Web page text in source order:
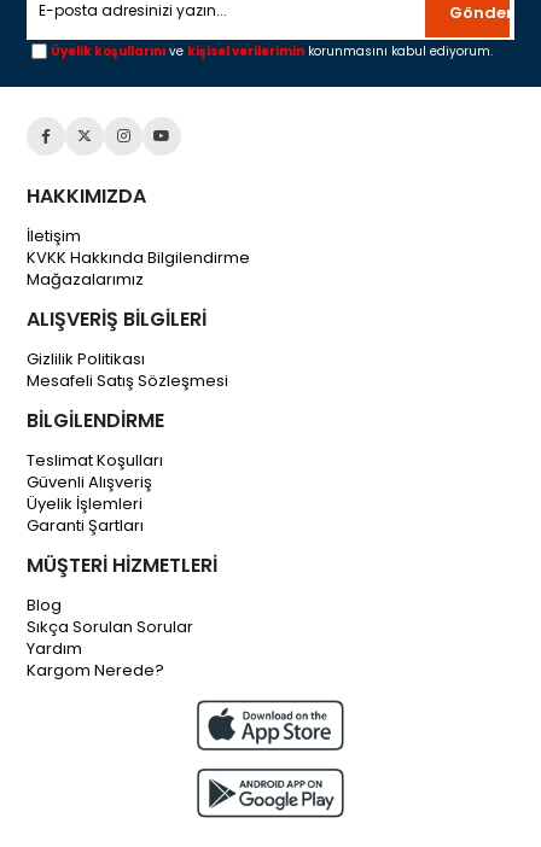
Gönder
Üyelik koşullarını ve kişisel verilerimin korunmasını kabul ediyorum.
HAKKIMIZDA
İletişim
KVKK Hakkında Bilgilendirme
Mağazalarımız
ALIŞVERİŞ BİLGİLERİ
Gizlilik Politikası
Mesafeli Satış Sözleşmesi
BİLGİLENDİRME
Teslimat Koşulları
Güvenli Alışveriş
Üyelik İşlemleri
Garanti Şartları
MÜŞTERİ HİZMETLERİ
Blog
Sıkça Sorulan Sorular
Yardım
Kargom Nerede?